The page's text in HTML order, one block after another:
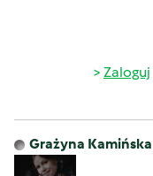
Zaloguj
Grażyna Kamińska